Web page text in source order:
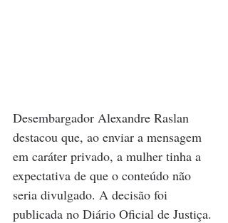
Desembargador Alexandre Raslan
destacou que, ao enviar a mensagem
em caráter privado, a mulher tinha a
expectativa de que o conteúdo não
seria divulgado. A decisão foi
publicada no Diário Oficial de Justiça.